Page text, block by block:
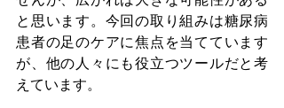
と思います。今回の取り組みは糖尿病
患者の足のケアに焦点を当てています
が、他の人々にも役立つツールだと考
えています。